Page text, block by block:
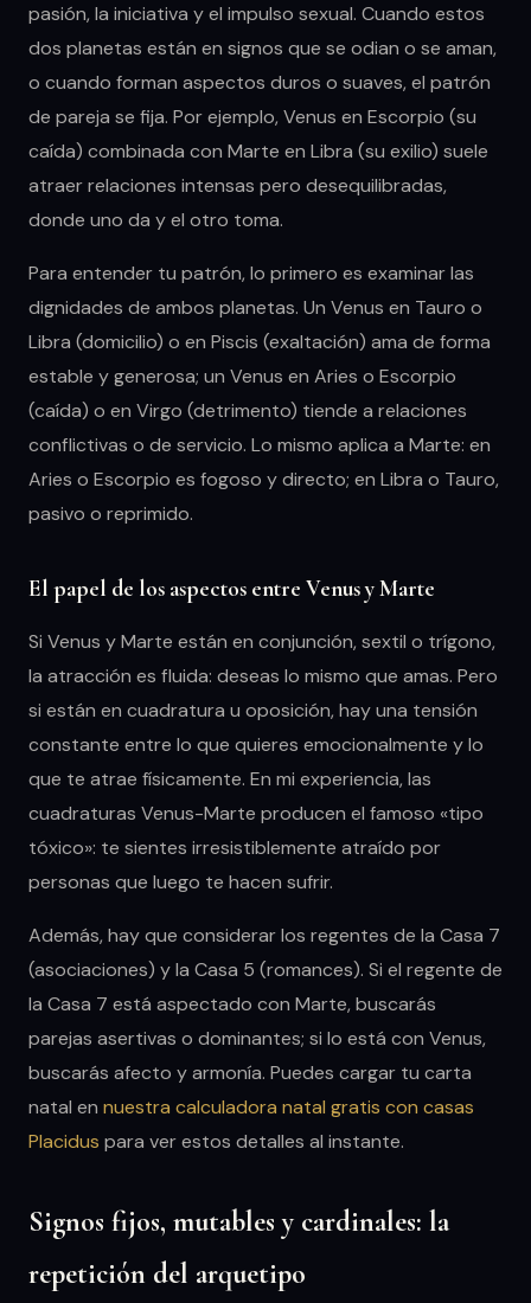
pasión, la iniciativa y el impulso sexual. Cuando estos
dos planetas están en signos que se odian o se aman,
o cuando forman aspectos duros o suaves, el patrón
de pareja se fija. Por ejemplo, Venus en Escorpio (su
caída) combinada con Marte en Libra (su exilio) suele
atraer relaciones intensas pero desequilibradas,
donde uno da y el otro toma.
Para entender tu patrón, lo primero es examinar las
dignidades de ambos planetas. Un Venus en Tauro o
Libra (domicilio) o en Piscis (exaltación) ama de forma
estable y generosa; un Venus en Aries o Escorpio
(caída) o en Virgo (detrimento) tiende a relaciones
conflictivas o de servicio. Lo mismo aplica a Marte: en
Aries o Escorpio es fogoso y directo; en Libra o Tauro,
pasivo o reprimido.
El papel de los aspectos entre Venus y Marte
Si Venus y Marte están en conjunción, sextil o trígono,
la atracción es fluida: deseas lo mismo que amas. Pero
si están en cuadratura u oposición, hay una tensión
constante entre lo que quieres emocionalmente y lo
que te atrae físicamente. En mi experiencia, las
cuadraturas Venus-Marte producen el famoso «tipo
tóxico»: te sientes irresistiblemente atraído por
personas que luego te hacen sufrir.
Además, hay que considerar los regentes de la Casa 7
(asociaciones) y la Casa 5 (romances). Si el regente de
la Casa 7 está aspectado con Marte, buscarás
parejas asertivas o dominantes; si lo está con Venus,
buscarás afecto y armonía. Puedes cargar tu carta
natal en nuestra calculadora natal gratis con casas
Placidus para ver estos detalles al instante.
Signos fijos, mutables y cardinales: la
repetición del arquetipo